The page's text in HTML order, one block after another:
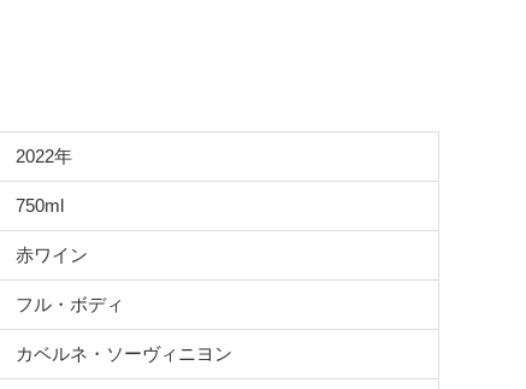
2022年
750ml
赤ワイン
フル・ボディ
カベルネ・ソーヴィニヨン